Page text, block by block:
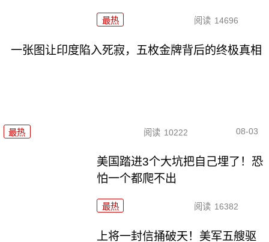
最热 阅读 14696
一张图让印度陷入死寂，五枚金牌背后的终极真相
最热 阅读 10222 08-03
美国踏进3个大坑把自己埋了！恐
怕一个都爬不出
最热 阅读 16382
上将一封信捅破天！美军五艘驱